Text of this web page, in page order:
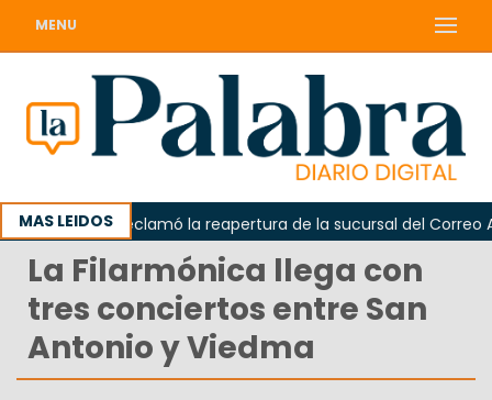
MENU
MAS LEIDOS
Odarda reclamó la reapertura de la sucursal del Correo
La Filarmónica llega con
tres conciertos entre San
Antonio y Viedma